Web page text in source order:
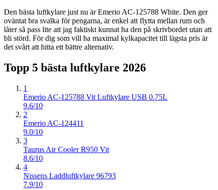
Den bästa luftkylare just nu är Emerio AC-125788 White. Den ger
oväntat bra svalka för pengarna, är enkel att flytta mellan rum och
låter så pass lite att jag faktiskt kunnat ha den på skrivbordet utan att
bli störd. För dig som vill ha maximal kylkapacitet till lägsta pris är
det svårt att hitta ett bättre alternativ.
Topp 5 bästa luftkylare 2026
1
Emerio AC-125788 Vit Luftkylare USB 0.75L
9.6/10
2
Emerio AC-124411
9.0/10
3
Taurus Air Cooler R950 Vit
8.6/10
4
Nissens Laddluftkylare 96793
7.9/10